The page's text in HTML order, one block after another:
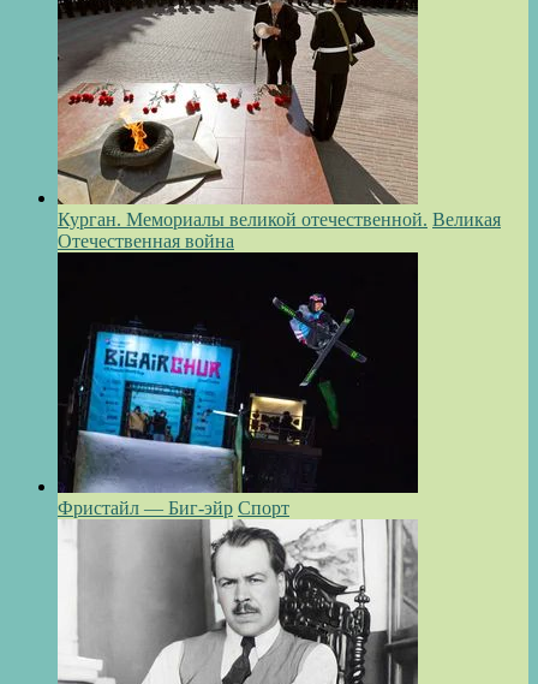
Курган. Мемориалы великой отечественной. Великая
Отечественная война
Фристайл — Биг-эйр Спорт